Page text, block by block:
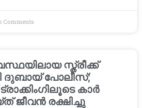
Comments
സ്ത്രീക്ക്
ദുബായ് പോലീസ്;
കാർ
ജീവൻ രക്ഷിച്ചു